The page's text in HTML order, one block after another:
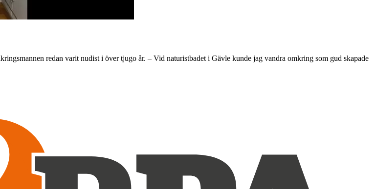
redan varit nudist i över tjugo år. – Vid naturistbadet i Gävle kunde jag vandra omkring som gud skapade